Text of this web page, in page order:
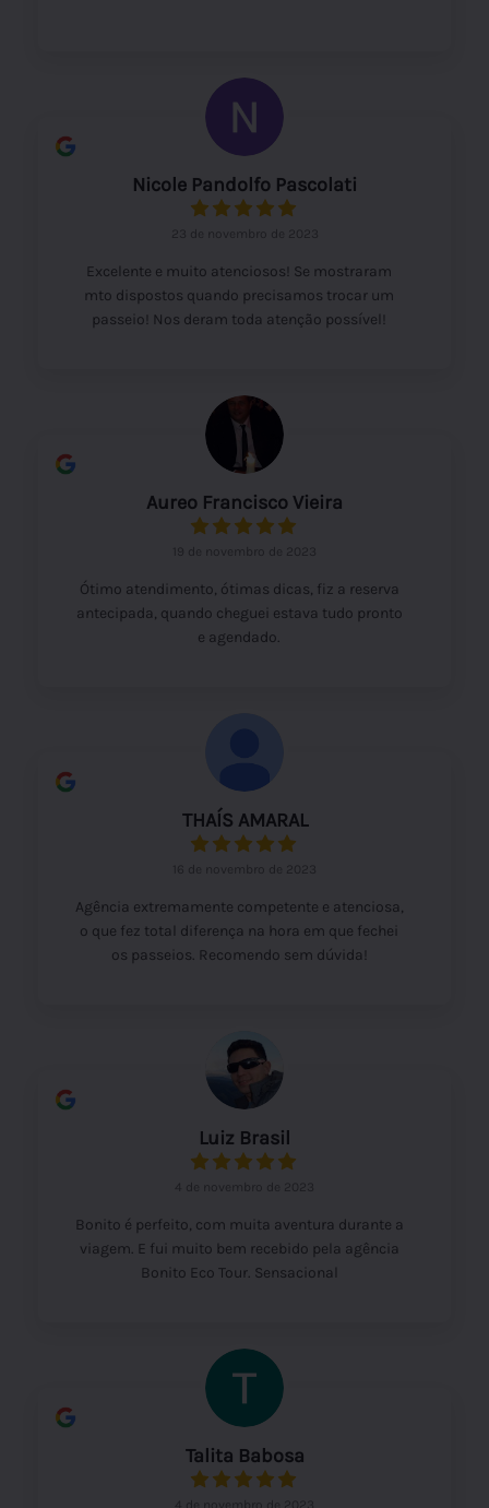
Nicole Pandolfo Pascolati
23 de novembro de 2023
Excelente e muito atenciosos! Se mostraram
mto dispostos quando precisamos trocar um
passeio! Nos deram toda atenção possível!
Aureo Francisco Vieira
19 de novembro de 2023
Ótimo atendimento, ótimas dicas, fiz a reserva
antecipada, quando cheguei estava tudo pronto
e agendado.
THAÍS AMARAL
16 de novembro de 2023
Agência extremamente competente e atenciosa,
o que fez total diferença na hora em que fechei
os passeios. Recomendo sem dúvida!
Luiz Brasil
4 de novembro de 2023
Bonito é perfeito, com muita aventura durante a
viagem. E fui muito bem recebido pela agência
Bonito Eco Tour. Sensacional
Talita Babosa
4 de novembro de 2023